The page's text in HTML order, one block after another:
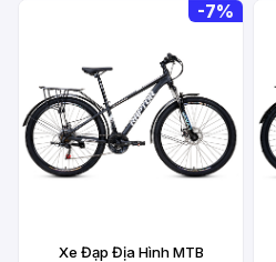
-7%
Xe Đạp Địa Hình MTB